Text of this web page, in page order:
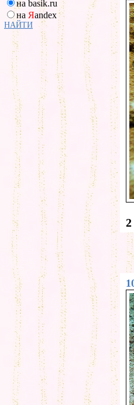
на basik.ru
на Яandex
НАЙТИ
2